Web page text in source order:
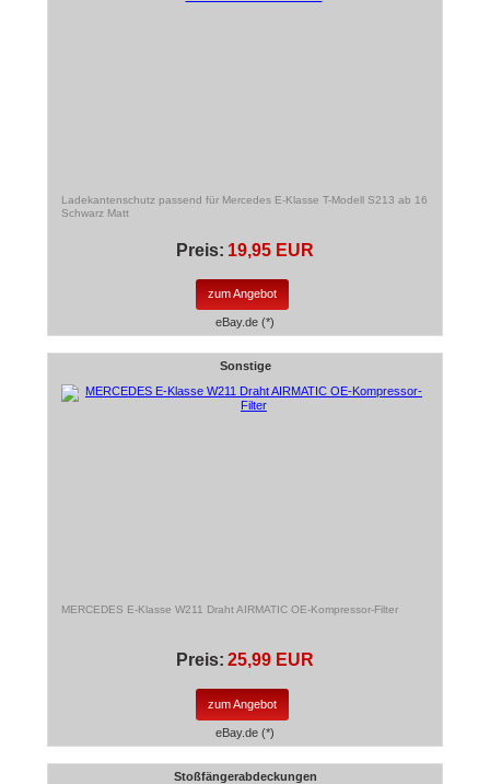
Ladekantenschutz passend für Mercedes E-Klasse T-Modell S213 ab 16
Schwarz Matt
Preis: 19,95 EUR
zum Angebot
eBay.de (*)
Sonstige
MERCEDES E-Klasse W211 Draht AIRMATIC OE-Kompressor-Filter
Preis: 25,99 EUR
zum Angebot
eBay.de (*)
Stoßfängerabdeckungen